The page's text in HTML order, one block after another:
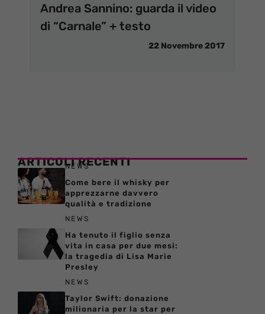
Andrea Sannino: guarda il video
di “Carnale” + testo
22 Novembre 2017
ARTICOLI RECENTI
NEWS
Come bere il whisky per
apprezzarne davvero
qualità e tradizione
NEWS
Ha tenuto il figlio senza
vita in casa per due mesi:
la tragedia di Lisa Marie
Presley
NEWS
Taylor Swift: donazione
milionaria per la star per